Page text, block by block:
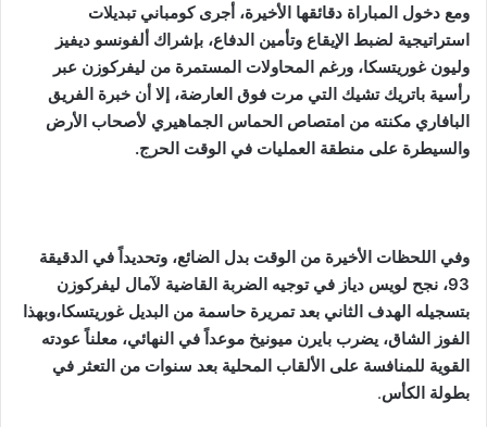
ومع دخول المباراة دقائقها الأخيرة، أجرى كومباني تبديلات
استراتيجية لضبط الإيقاع وتأمين الدفاع، بإشراك ألفونسو ديفيز
وليون غوريتسكا، ورغم المحاولات المستمرة من ليفركوزن عبر
رأسية باتريك تشيك التي مرت فوق العارضة، إلا أن خبرة الفريق
البافاري مكنته من امتصاص الحماس الجماهيري لأصحاب الأرض
والسيطرة على منطقة العمليات في الوقت الحرج.
وفي اللحظات الأخيرة من الوقت بدل الضائع، وتحديداً في الدقيقة
93، نجح لويس دياز في توجيه الضربة القاضية لآمال ليفركوزن
بتسجيله الهدف الثاني بعد تمريرة حاسمة من البديل غوريتسكا،وبهذا
الفوز الشاق، يضرب بايرن ميونيخ موعداً في النهائي، معلناً عودته
القوية للمنافسة على الألقاب المحلية بعد سنوات من التعثر في
بطولة الكأس.